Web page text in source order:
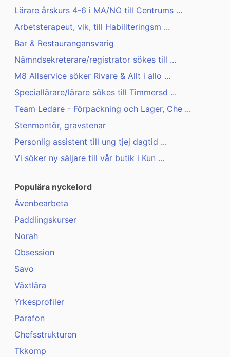
Lärare årskurs 4-6 i MA/NO till Centrums ...
Arbetsterapeut, vik, till Habiliteringsm ...
Bar & Restaurangansvarig
Nämndsekreterare/registrator sökes till ...
M8 Allservice söker Rivare & Allt i allo ...
Speciallärare/lärare sökes till Timmersd ...
Team Ledare - Förpackning och Lager, Che ...
Stenmontör, gravstenar
Personlig assistent till ung tjej dagtid ...
Vi söker ny säljare till vår butik i Kun ...
Populära nyckelord
Ävenbearbeta
Paddlingskurser
Norah
Obsession
Savo
Växtlära
Yrkesprofiler
Parafon
Chefsstrukturen
Tkkomp